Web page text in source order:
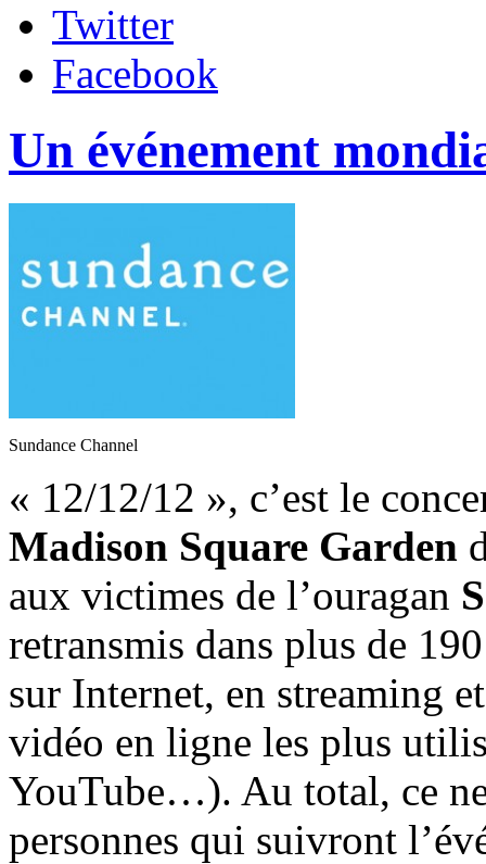
Twitter
Facebook
Un événement
Sundance Channel
« 12/12/12 », c’est le
Madison Square Garden
aux victimes de l’ouragan
retransmis dans plus de
sur Internet, en streaming
vidéo en ligne les plus
YouTube…). Au total, ce
personnes qui suivront